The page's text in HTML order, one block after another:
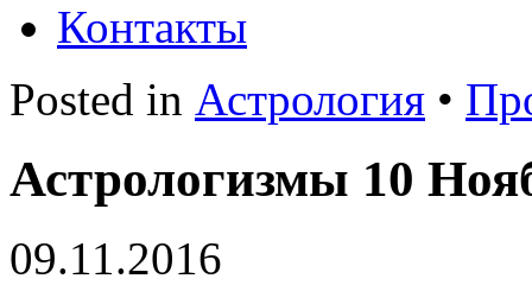
Контакты
Posted in Астрология •
Астрологизмы 10
09.11.2016